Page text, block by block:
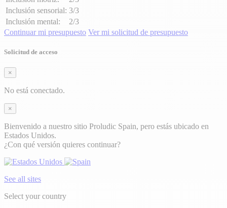
Inclusión sensorial: 3/3
Inclusión mental:
2/3
Continuar mi presupuesto Ver mi solicitud de presupuesto
Solicitud de acceso
×
No está conectado.
×
Bienvenido a nuestro sitio Proludic Spain, pero estás ubicado en
Estados Unidos.
¿Con qué versión quieres continuar?
See all sites
Select your country